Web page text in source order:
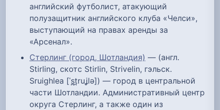
английский футболист, атакующий
полузащитник английского клуба «Челси»,
выступающий на правах аренды за
«Арсенал».
Стерлинг (город, Шотландия) — (англ.
Stirling, скотс Stirlin, Strivelin, гэльск.
Sruighlea [ˈs̪t̪ruʝlə]) — город в центральной
части Шотландии. Административный центр
округа Стерлинг, а также один из